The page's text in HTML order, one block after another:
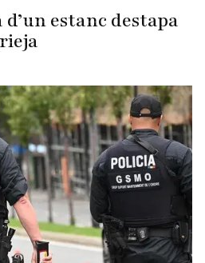
estanc destapa